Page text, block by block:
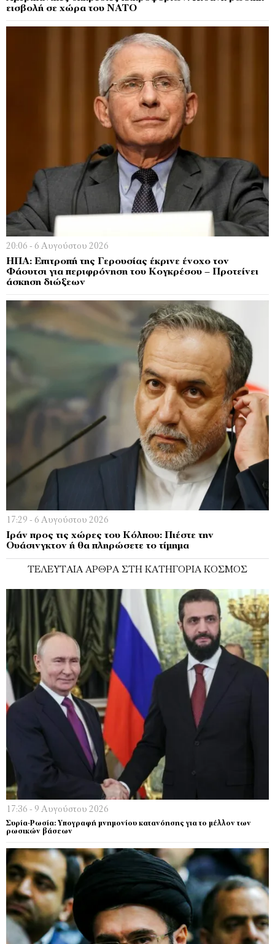
εισβολή σε χώρα του ΝΑΤΟ
20:06 - 6 Αυγούστου 2026
ΗΠΑ: Επιτροπή της Γερουσίας έκρινε ένοχο τον
Φάουτσι για περιφρόνηση του Κογκρέσου – Προτείνει
άσκηση διώξεων
17:29 - 6 Αυγούστου 2026
Ιράν προς τις χώρες του Κόλπου: Πιέστε την
Ουάσινγκτον ή θα πληρώσετε το τίμημα
ΤΕΛΕΥΤΑΊΑ ΆΡΘΡΑ ΣΤΗ ΚΑΤΗΓΟΡΊΑ ΚΌΣΜΟΣ
17:36 - 9 Αυγούστου 2026
Συρία-Ρωσία: Υπογραφή μνημονίου κατανόησης για το μέλλον των
ρωσικών βάσεων